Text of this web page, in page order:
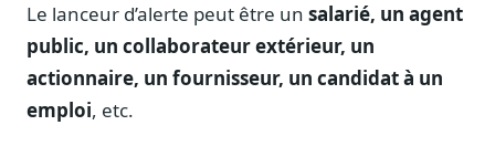
Conseil (Advisory)
Le lanceur d’alerte peut être un salarié, un agent
public, un collaborateur extérieur, un
actionnaire, un fournisseur, un candidat à un
emploi, etc.